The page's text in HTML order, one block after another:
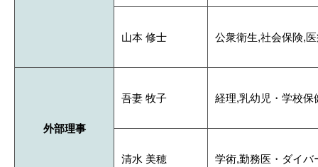
山本 修士 公衆衛生,社会保険,
外部理事
吾妻 牧子 経理,乳幼児・学校保
清水 美穂 学術,勤務医・ダイバ